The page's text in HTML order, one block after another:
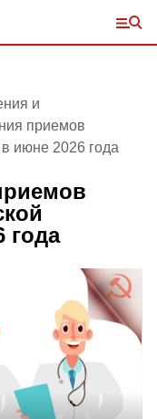
и
приемов
июне 2026 года
года